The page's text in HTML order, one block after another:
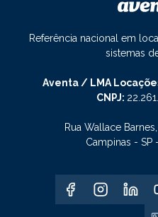
Referência nacional em
sistemas
Aventa / LMA
CNPJ:
Rua Wallace
Campinas - SP